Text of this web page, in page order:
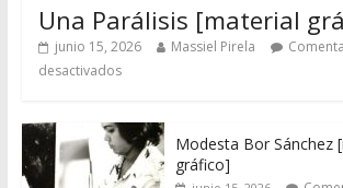
Una Parálisis [material
junio 15, 2026 Massiel Pirela
desactivados
Modesta Bor Sánchez
gráfico]